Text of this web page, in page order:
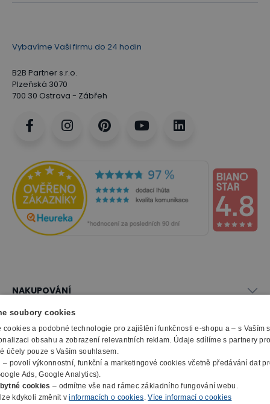
Vybavíme Vaši firmu do 24 hodin
B2B Partner s.r.o.
Plzeňská 3070
700 30 Ostrava - Zábřeh
NAKUPOVÁNÍ
Vše o nákupu
Obchodní podmínky
Doprava a montáž
Možnosti platby
Záruka, servis, reklamace
Ochrana osobních údajů
Informace o cookies
SLUŽBY
Naše katalogy
Reklamační formulář
Výroba kancelářského nábytku
Zpracování elektroodpadu
O FIRMĚ
O nás
Kontakty
© 2010 - 2026 B2B Partner s.r.o. - Všechna práva vyhrazena.
soubory cookies
cookies a podobné technologie pro zajištění funkčnosti e-shopu a – s Vaším
obsahu a zobrazení relevantních reklam. Údaje sdílíme s partnery
účely pouze s Vaším souhlasem.
– povolí výkonnostní, funkční a marketingové cookies včetně předávání dat
Ads, Google Analytics).
cookies – odmítne vše nad rámec základního fungování webu.
kdykoli změnit vinformacích o cookies. Více informací o cookies